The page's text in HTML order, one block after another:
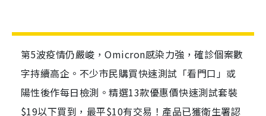
第5波疫情仍嚴峻，Omicron感染力強，確診個案數
字持續高企。不少市民購買快速測試「看門口」或
陽性後作每日檢測。精選13款優惠價快速測試套裝
$19以下買到，最平$10有交易！產品已獲衛生署認